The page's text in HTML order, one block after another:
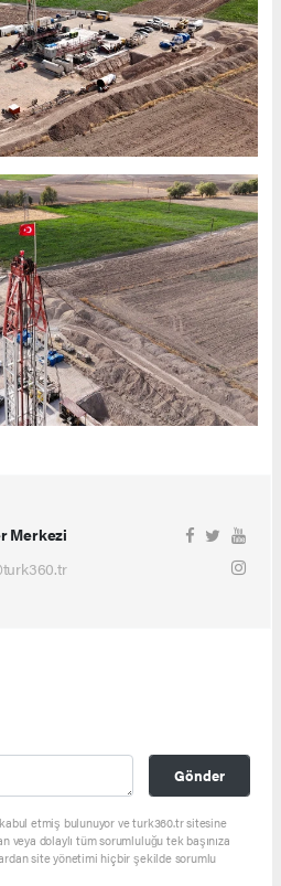
Merkezi
Gönder
kabul etmiş bulunuyor ve turk360.tr sitesine
veya dolaylı tüm sorumluluğu tek başınıza
site yönetimi hiçbir şekilde sorumlu